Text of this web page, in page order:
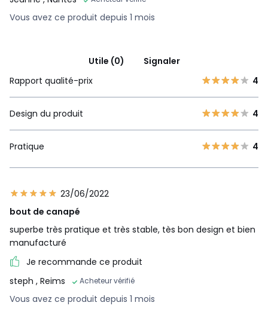
Vous avez ce produit depuis 1 mois
Utile (0)
Signaler
Rapport qualité-prix
4
Design du produit 4
Pratique 4
23/06/2022
bout de canapé
superbe très pratique et très stable, tès bon design et bien
manufacturé
Je recommande ce produit
steph , Reims Acheteur vérifié
Vous avez ce produit depuis 1 mois